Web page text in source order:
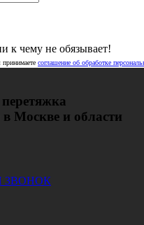
к чему не обязывает!
соглашение об обработке
Москве и области
ЗВОНОК